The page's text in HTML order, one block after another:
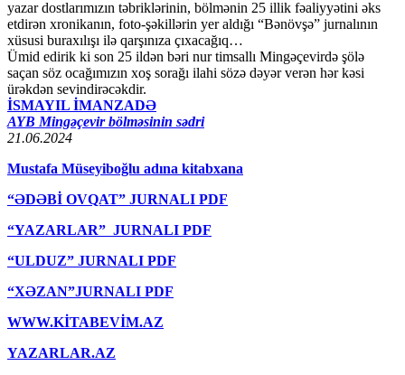
yazar dostlarımızın təbriklərinin, bölmənin 25 illik fəaliyyətini əks
etdirən xronikanın, foto-şəkillərin yer aldığı “Bənövşə” jurnalının
xüsusi buraxılışı ilə qarşınıza çıxacağıq…
Ümid edirik ki son 25 ildən bəri nur timsallı Mingəçevirdə şölə
saçan söz ocağımızın xoş sorağı ilahi sözə dəyər verən hər kəsi
ürəkdən sevindirəcəkdir.
İSMAYIL İMANZADƏ
AYB Mingəçevir bölməsinin sədri
21.06.2024
Mustafa Müseyiboğlu adına kitabxana
“ƏDƏBİ OVQAT” JURNALI PDF
“YAZARLAR” JURNALI PDF
“ULDUZ” JURNALI PDF
“XƏZAN”JURNALI PDF
WWW.KİTABEVİM.AZ
YAZARLAR.AZ